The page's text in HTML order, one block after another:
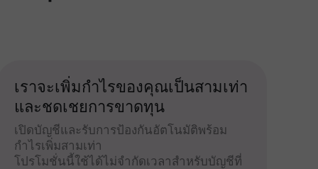
เราจะเพิ่มกำไรของคุณเป็นสามเท่า
และชดเชยการขาดทุน
เปิดบัญชีและรับการป้องกันอัตโนมัติพร้อม
กำไรเพิ่มสามเท่า
โปรโมชั่นนี้ใช้ได้ไม่จำกัดเวลาสำหรับบัญชีที่